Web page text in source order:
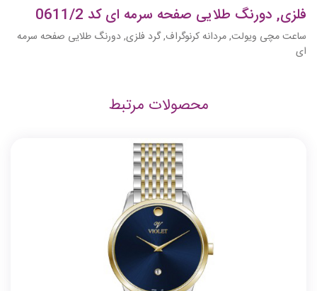
فلزی, دورنگ طلایی صفحه سرمه ای کد 0611/2
ساعت مچی ویولت, مردانه کرنوگراف, گرد فلزی, دورنگ طلایی صفحه سرمه
ای
محصولات مرتبط